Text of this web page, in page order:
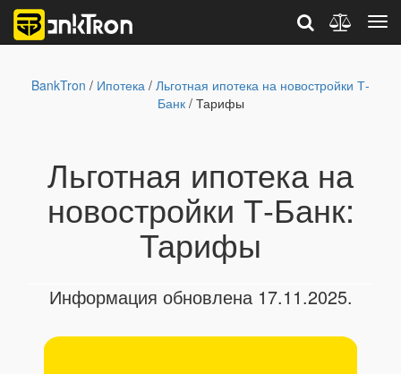
BankTron / Ипотека / Льготная ипотека на новостройки Т-
Банк/ Тарифы
Льготная ипотека на
новостройки Т-Банк:
Тарифы
Информация обновлена 17.11.2025.